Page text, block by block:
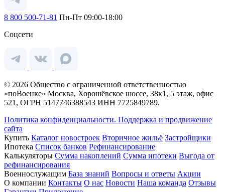
8 800 500-71-81 Пн-Пт 09:00-18:00
Соцсети
© 2026 Общество с ограниченной ответственностью
«поВоенке» Москва, Хорошёвское шоссе, 38к1, 5 этаж, офис
521, ОГРН 5147746388543 ИНН 7725849789.
Политика конфиденциальности. Поддержка и продвижение
сайта
Купить Каталог новостроек Вторичное жильё Застройщики
Ипотека Список банков Рефинансирование
Калькуляторы Сумма накоплений Сумма ипотеки Выгода от
рефинансирования
Военнослужащим База знаний Вопросы и ответы Акции
О компании Контакты О нас Новости Наша команда Отзывы